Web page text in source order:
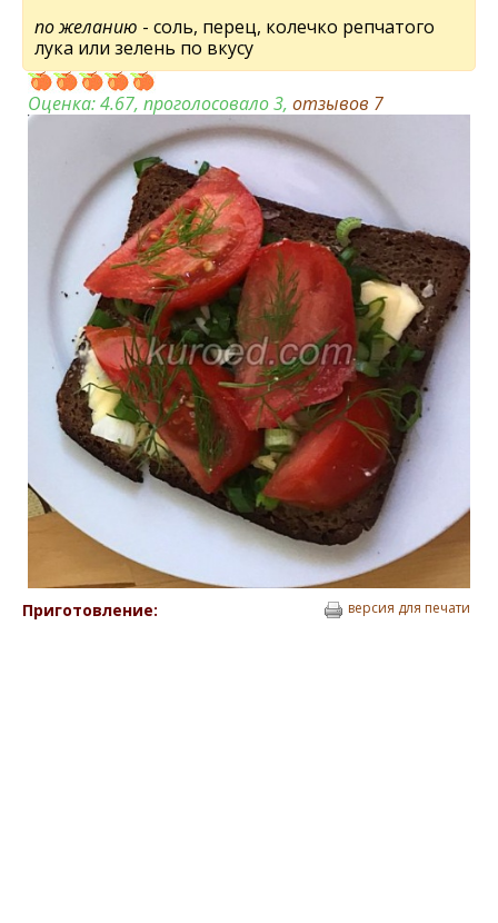
по желанию - соль, перец, колечко репчатого
лука или зелень по вкусу
Оценка:4.67, проголосовало 3, отзывов 7
Приготовление: версия для печати